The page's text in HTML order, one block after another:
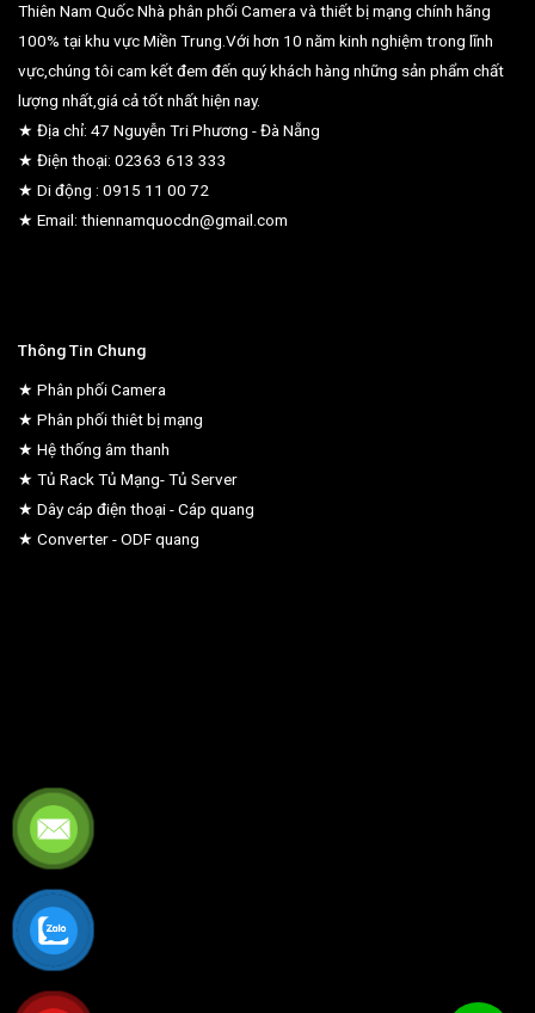
Thiên Nam Quốc Nhà phân phối Camera và thiết bị mạng chính hãng
100% tại khu vực Miền Trung.Với hơn 10 năm kinh nghiệm trong lĩnh
vực,chúng tôi cam kết đem đến quý khách hàng những sản phẩm chất
lượng nhất,giá cả tốt nhất hiện nay.
★ Địa chỉ: 47 Nguyễn Tri Phương - Đà Nẵng
★ Điện thoại: 02363 613 333
★ Di động : 0915 11 00 72
★ Email: thiennamquocdn@gmail.com
Thông Tin Chung
★ Phân phối Camera
★ Phân phối thiêt bị mạng
★ Hệ thống âm thanh
★ Tủ Rack Tủ Mạng- Tủ Server
★ Dây cáp điện thoại - Cáp quang
★ Converter - ODF quang